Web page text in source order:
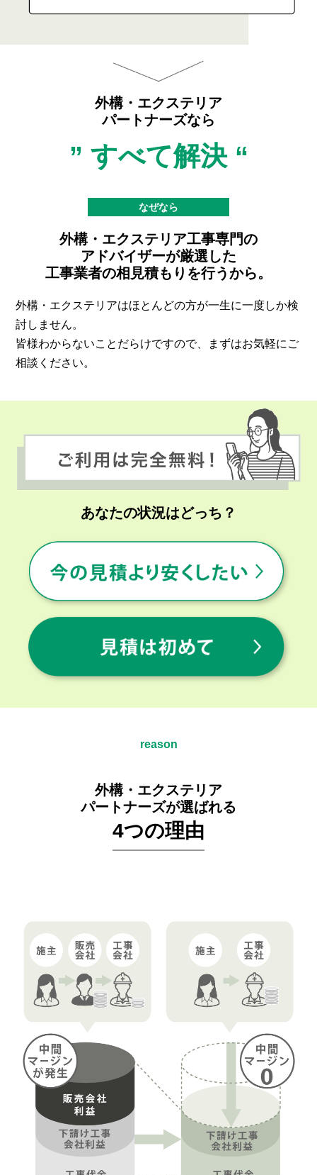
外構・エクステリア
パートナーズなら
” すべて解決 “
なぜなら
外構・エクステリア工事専門の
アドバイザーが厳選した
工事業者の相見積もりを行うから。
外構・エクステリアはほとんどの方が一生に一度しか検
討しません。
皆様わからないことだらけですので、まずはお気軽にご
相談ください。
あなたの状況はどっち？
reason
外構・エクステリア
パートナーズが選ばれる
4つの理由